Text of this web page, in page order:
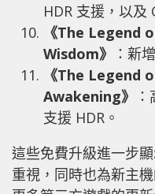
HDR 支援，以及
《The Legend
Wisdom》
：新
《The Legend
Awakening》
支援 HDR。
這些免費升級進一步
重視，同時也為新主